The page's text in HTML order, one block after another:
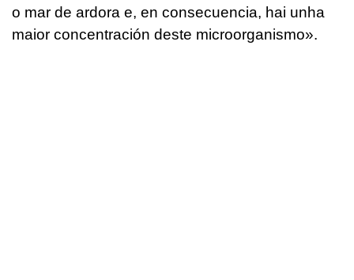
o mar de ardora e, en consecuencia, hai unha
maior concentración deste microorganismo».